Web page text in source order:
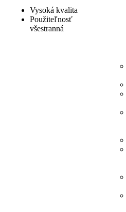
Vysoká kvalita
Použiteľnosť
všestranná